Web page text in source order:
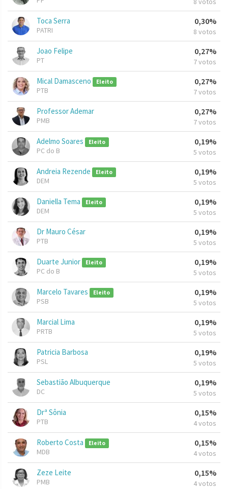
Toca Serra
PATRI
0,30%
8 votos
Joao Felipe
PT
0,27%
7 votos
Mical Damasceno Eleito
PTB
0,27%
7 votos
Professor Ademar
PMB
0,27%
7 votos
Adelmo Soares Eleito
PC do B
0,19%
5 votos
Andreia Rezende Eleito
DEM
0,19%
5 votos
Daniella Tema Eleito
DEM
0,19%
5 votos
Dr Mauro César
PTB
0,19%
5 votos
Duarte Junior Eleito
PC do B
0,19%
5 votos
Marcelo Tavares Eleito
PSB
0,19%
5 votos
Marcial Lima
PRTB
0,19%
5 votos
Patricia Barbosa
PSL
0,19%
5 votos
Sebastião Albuquerque
DC
0,19%
5 votos
Drª Sônia
PTB
0,15%
4 votos
Roberto Costa Eleito
MDB
0,15%
4 votos
Zeze Leite
PMB
0,15%
4 votos